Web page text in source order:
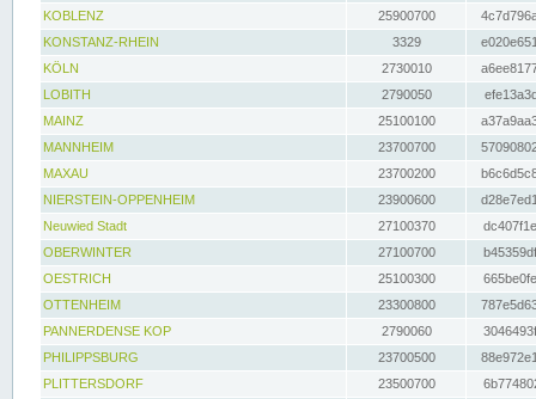
KOBLENZ
25900700
KONSTANZ-RHEIN
3329
KÖLN
2730010
LOBITH
2790050
MAINZ
25100100
MANNHEIM
23700700
MAXAU
23700200
NIERSTEIN-OPPENHEIM
23900600
Neuwied Stadt
27100370
OBERWINTER
27100700
OESTRICH
25100300
OTTENHEIM
23300800
PANNERDENSE KOP
2790060
PHILIPPSBURG
23700500
PLITTERSDORF
23500700